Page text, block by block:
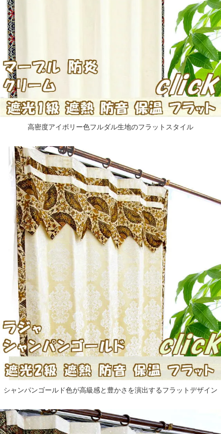
高密度アイボリー色フルダル生地のフラットスタイル
シャンパンゴールド色が高級感と豊かさを演出するフラットデザイン